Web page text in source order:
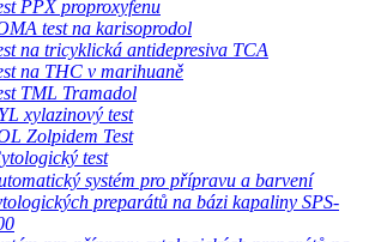
PPX proproxyfenu
test na karisoprodol
na tricyklická antidepresiva TCA
na THC v marihuaně
TML Tramadol
xylazinový test
Zolpidem Test
test
systém pro přípravu a barvení
preparátů na bázi kapaliny SPS-